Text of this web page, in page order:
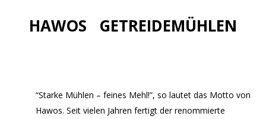
HAWOS GETREIDEMÜHLEN
“Starke Mühlen – feines Mehl!”, so lautet das Motto von
Hawos. Seit vielen Jahren fertigt der renommierte